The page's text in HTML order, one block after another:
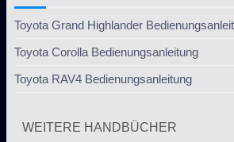
Toyota Grand Highlander
Toyota Corolla Bedienungsanleitung
Toyota RAV4 Bedienungsanleitung
WEITERE HANDBÜCHER